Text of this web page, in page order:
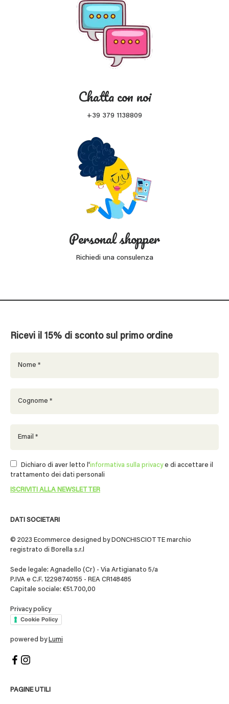
Chatta con noi
+39 379 1138809
Personal shopper
Richiedi una consulenza
DATI SOCIETARI
© 2023 Ecommerce designed by DONCHISCIOTTE marchio
registrato di Borella s.r.l
Sede legale: Agnadello (Cr) - Via Artigianato 5/a
P.IVA e C.F. 12298740155 - REA CR148485
Capitale sociale: €51.700,00
Privacy policy
Cookie Policy
powered by Lumi
PAGINE UTILI
Ricevi il 15% di sconto sul primo ordine
Dichiaro di aver letto l'informativa sulla privacye di accettare il
trattamento dei dati personali